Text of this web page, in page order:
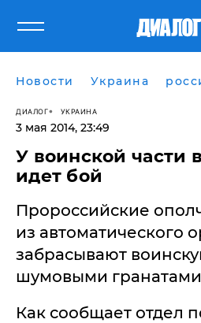
Новости Украина
ДИАЛОГ УКРАИНА
3 мая 2014, 23:49
У воинской части
идет бой
Пророссийские
из автоматического
забрасывают
шумовыми
Как сообщает отдел